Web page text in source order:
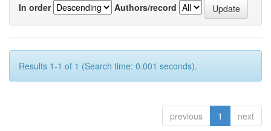
In order
Authors/record
Results 1-1 of 1 (Search time: 0.001 seconds).
previous 1 next